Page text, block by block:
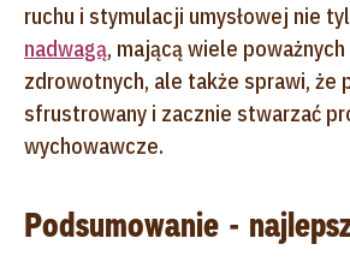
ruchu i stymulacji umysłowej nie
nadwagą, mającą wiele
zdrowotnych, ale także sprawi, że
sfrustrowany i zacznie stwarzać
wychowawcze.
Podsumowanie -